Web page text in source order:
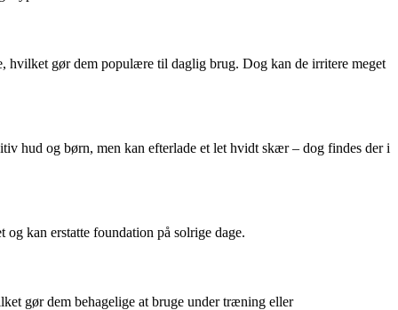
hvilket gør dem populære til daglig brug. Dog kan de irritere meget
hud og børn, men kan efterlade et let hvidt skær – dog findes der i
kan erstatte foundation på solrige dage.
gør dem behagelige at bruge under træning eller